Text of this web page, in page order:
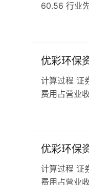
60.56 行业
优彩环保
计算过程 证
费用占营业
优彩环保
计算过程 证
费用占营业